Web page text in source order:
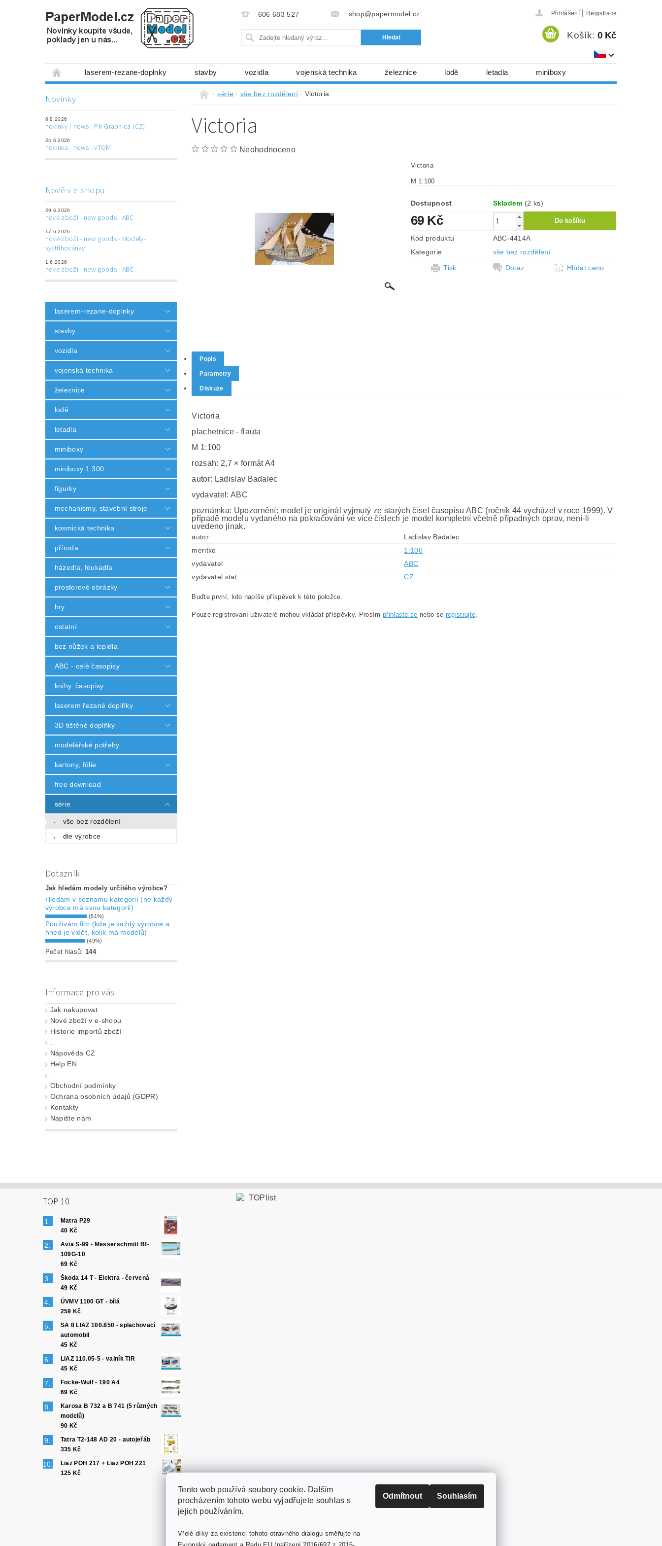
606 683 527 shop@papermodel.cz Přihlášení Registrace
Košík: 0 Kč
laserem-rezane-doplnky stavby vozidla vojenská technika železnice lodě letadla miniboxy
mechanismy, stavební stroje kosmická technika
laserem řezané doplňky 3D tištěné doplňky
Napište nám Obchodní podmínky Ochrana osobních údajů (GDPR)
Novinky
6.8.2026
novinky / news - PK Graphica (CZ)
24.6.2026
novinka - news - vTOM
Nově v e-shopu
29.6.2026
nové zboží - new goods - ABC
17.6.2026
nové zboží - new goods - Modely-
vystřihovánky
1.6.2026
nové zboží - new goods - ABC
laserem-rezane-doplnky
stavby
vozidla
vojenská technika
železnice
lodě
letadla
miniboxy
miniboxy 1:300
figurky
mechanismy, stavební stroje
kosmická technika
příroda
házedla, foukadla
prostorové obrázky
hry
ostatní
bez nůžek a lepidla
ABC - celé časopisy
knihy, časopisy...
laserem řezané doplňky
3D tištěné doplňky
modelářské potřeby
kartony, fólie
free download
série
vše bez rozdělení
dle výrobce
Dotazník
Jak hledám modely určitého výrobce?
Hledám v seznamu kategorií (ne každý
výrobce má svou kategorii)
(51%)
Používám filtr (kde je každý výrobce a
hned je vidět, kolik má modelů)
(49%)
Počet hlasů: 144
Informace pro vás
Jak nakupovat
Nové zboží v e-shopu
Historie importů zboží
Nápověda CZ
Help EN
Obchodní podmínky
Ochrana osobních údajů (GDPR)
Kontakty
Napište nám
série vše bez rozdělení Victoria
Victoria
Neohodnoceno
Victoria
M 1:100
Dostupnost Skladem (2 ks)
69 Kč
Kód produktu
ABC-4414A
Kategorie
vše bez rozdělení
Tisk
Dotaz Hlídat cenu
Popis
Parametry
Diskuze
Victoria
plachetnice - flauta
M 1:100
rozsah: 2,7 × formát A4
autor: Ladislav Badalec
vydavatel: ABC
poznámka: Upozornění: model je originál vyjmutý ze starých čísel časopisu ABC (ročník 44 vycházel v roce 1999). V
případě modelu vydaného na pokračování ve více číslech je model kompletní včetně případných oprav, není-li
uvedeno jinak.
autor
Ladislav Badalec
meritko
1:100
vydavatel
ABC
vydavatel stat
CZ
Buďte první, kdo napíše příspěvek k této položce.
Pouze registrovaní uživatelé mohou vkládat příspěvky. Prosím přihlaste se nebo se registrujte.
TOP 10
Matra P29
40 Kč
Avia S-99 - Messerschmitt Bf-
109G-10
69 Kč
Škoda 14 T - Elektra - červená
49 Kč
ÚVMV 1100 GT - bílá
259 Kč
SA 8 LIAZ 100.850 - splachovací
automobil
45 Kč
LIAZ 110.05-5 - valník TIR
45 Kč
Focke-Wulf - 190 A4
69 Kč
Karosa B 732 a B 741 (5 různých
modelů)
90 Kč
Tatra T2-148 AD 20 - autojeřáb
335 Kč
Liaz POH 217 + Liaz POH 221
125 Kč
PaperModel.cz
Tento web používá soubory cookie. Dalším
procházením tohoto webu vyjadřujete souhlas s
jejich používáním.
Vřelé díky za existenci tohoto otravného dialogu směřujte na
Odmítnout Souhlasím